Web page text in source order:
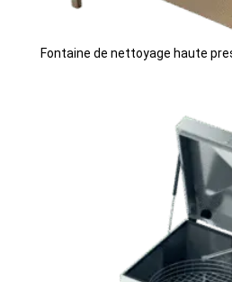
Fontaine de nettoyage haute